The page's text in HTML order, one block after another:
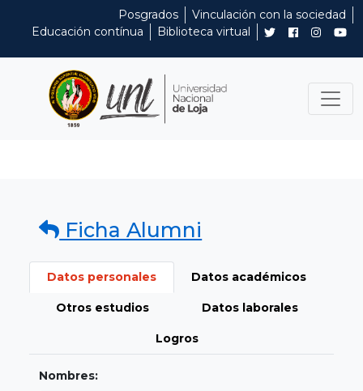
Posgrados
Vinculación con la sociedad
Educación contínua
Biblioteca virtual
Ficha Alumni
Datos personales Datos académicos
Otros estudios Datos laborales
Logros
Nombres: